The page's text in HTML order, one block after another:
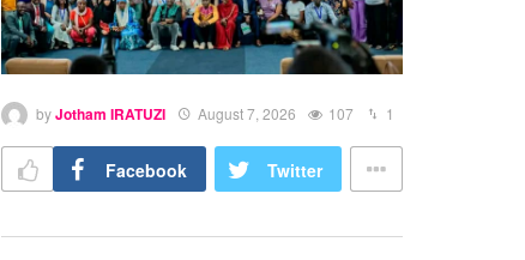
byJotham IRATUZI August 7, 2026 107 1
Facebook Twitter